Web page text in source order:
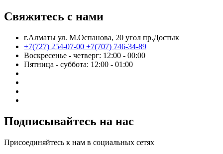
Свяжитесь с нами
г.Алматы ул. М.Оспанова, 20 угол пр.Достык
+7(727) 254-07-00 +7(707) 746-34-89
Воскресенье - четверг: 12:00 - 00:00
Пятница - суббота: 12:00 - 01:00
Подписывайтесь на нас
Присоединяйтесь к нам в социальных сетях